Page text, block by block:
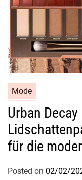
Mode
Urban Decay
für die
Posted on 02/02/